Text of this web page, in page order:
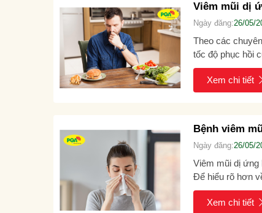
Viêm mũi dị
Ngày đăng:26/05/
Theo các
tốc độ phục hồi
mắc phải căn...
Xem chi tiết
Bệnh viêm
Ngày đăng:26/05/
Viêm mũi dị ứng
Để hiểu rõ hơn
tối đa biến...
Xem chi tiết